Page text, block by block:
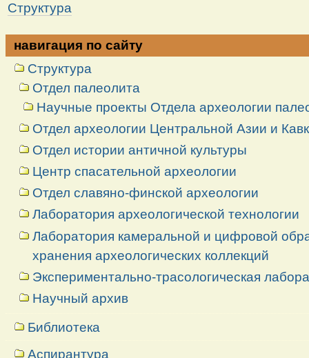
Структура
навигация по сайту
Структура
Отдел палеолита
Научные проекты Отдела археологии
Отдел археологии Центральной Азии и
Отдел истории античной культуры
Центр спасательной археологии
Отдел славяно-финской археологии
Лаборатория археологической технологии
Лаборатория камеральной и цифровой
хранения археологических коллекций
Экспериментально-трасологическая
Научный архив
Библиотека
Аспирантура